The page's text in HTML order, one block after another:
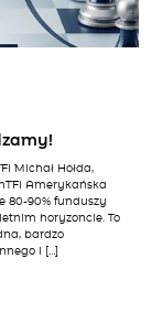
Michał Hołda,
Amerykańska
80-90% funduszy
horyzoncie. To
bardzo
i […]